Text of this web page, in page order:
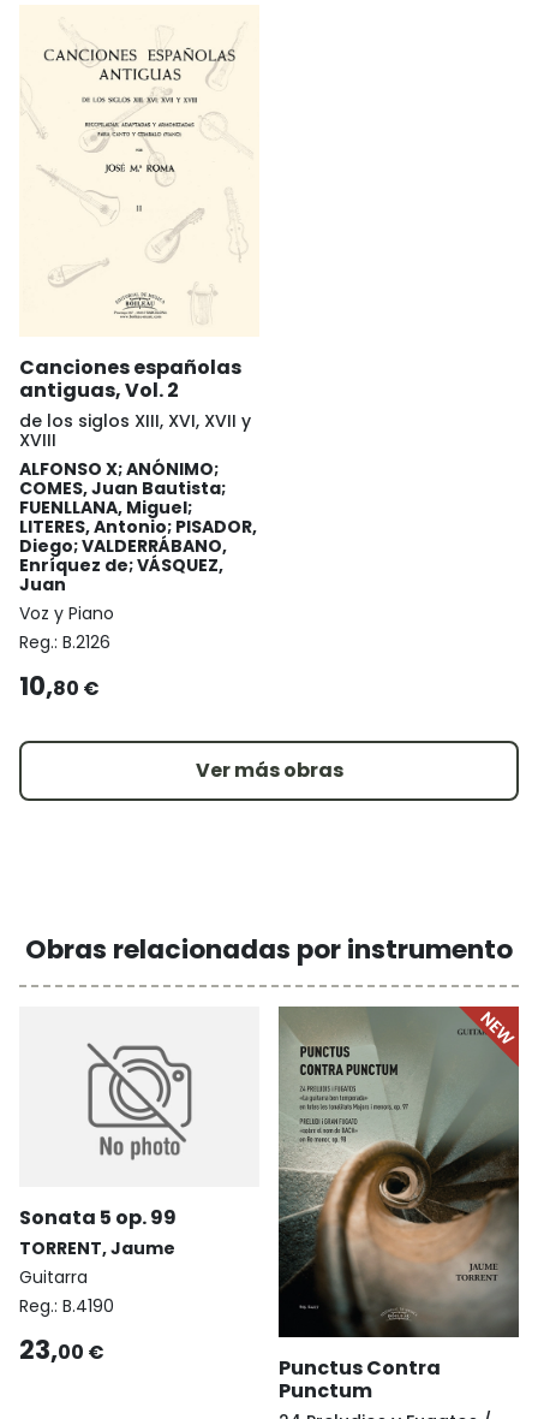
Canciones españolas
antiguas, Vol. 2
de los siglos XIII, XVI, XVII y
XVIII
ALFONSO X; ANÓNIMO;
COMES, Juan Bautista;
FUENLLANA, Miguel;
LITERES, Antonio; PISADOR,
Diego; VALDERRÁBANO,
Enríquez de; VÁSQUEZ,
Juan
Voz y Piano
Reg.: B.2126
10,80 €
Ver más obras
Obras relacionadas por instrumento
Sonata 5 op. 99
TORRENT, Jaume
Guitarra
Reg.: B.4190
23,00 €
Punctus Contra
Punctum